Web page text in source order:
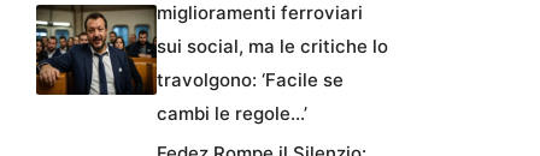
miglioramenti ferroviari
sui social, ma le critiche lo
travolgono: ‘Facile se
cambi le regole…’